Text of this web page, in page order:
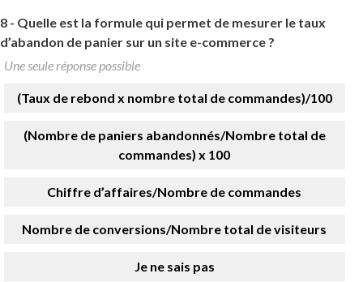
8 - Quelle est la formule qui permet de mesurer le taux
d’abandon de panier sur un site e-commerce ?
Une seule réponse possible
(Taux de rebond x nombre total de commandes)/100
(Nombre de paniers abandonnés/Nombre total de
commandes) x 100
Chiffre d’affaires/Nombre de commandes
Nombre de conversions/Nombre total de visiteurs
Je ne sais pas